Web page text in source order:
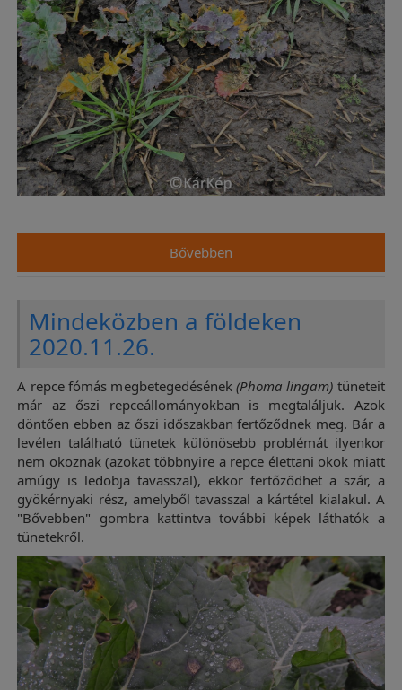
Bővebben
Mindeközben a földeken
2020.11.26.
A repce fómás megbetegedésének (Phoma lingam) tüneteit
már az őszi repceállományokban is megtaláljuk. Azok
döntően ebben az őszi időszakban fertőződnek meg. Bár a
levélen található tünetek különösebb problémát ilyenkor
nem okoznak (azokat többnyire a repce élettani okok miatt
amúgy is ledobja tavasszal), ekkor fertőződhet a szár, a
gyökérnyaki rész, amelyből tavasszal a kártétel kialakul. A
"Bővebben" gombra kattintva további képek láthatók a
tünetekről.